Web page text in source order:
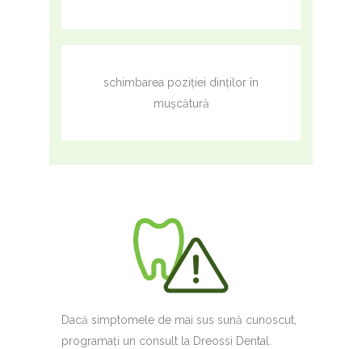
schimbarea poziției dinților în
mușcătură
Dacă simptomele de mai sus sună cunoscut,
programați un consult la Dreossi Dental.